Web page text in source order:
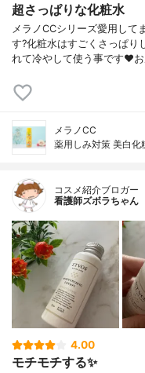
超さっぱりな化粧水
メラノCCシリーズ愛用して
す?化粧水はすごくさっぱり
れて冷やして使う事です❤️
メラノCC
薬用しみ対策 美白化
コスメ紹介ブロガー
看護師ズボラちゃん
4.00
モチモチする✨